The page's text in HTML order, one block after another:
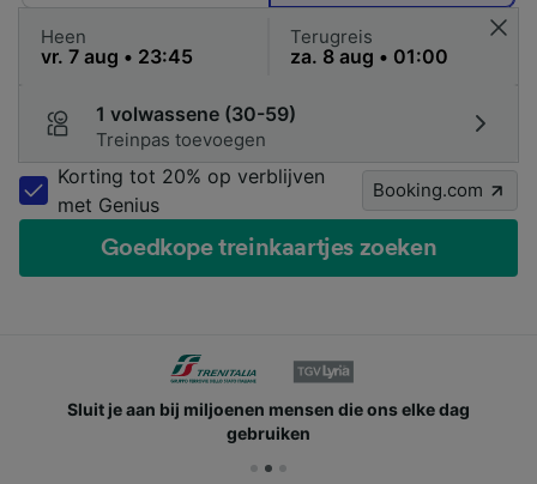
Heen Terugreis
1 volwassene (30-59)
Treinpas toevoegen
Korting tot 20% op verblijven
met Genius
Booking.com
Goedkope treinkaartjes zoeken
Sluit je aan bij miljoenen mensen die ons elke dag
gebruiken